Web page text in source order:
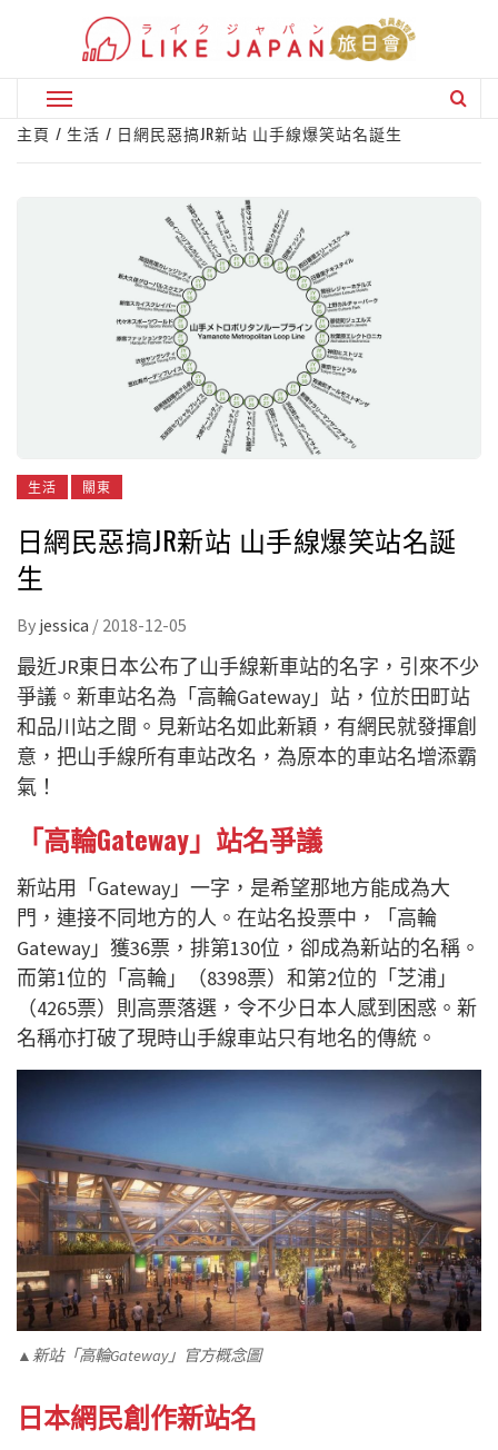
Primary
Menu
主頁 生活 日網民惡搞JR新站 山手線爆笑站名誕生
生活 關東
日網民惡搞JR新站 山手線爆笑站名誕
生
By jessica / 2018-12-05
最近JR東日本公布了山手線新車站的名字，引來不少
爭議。新車站名為「高輪Gateway 」站，位於田町站
和品川站之間。見新站名如此新穎，有網民就發揮創
意，把山手線所有車站改名，為原本的車站名增添霸
氣！
「高輪Gateway」站名爭議
新站用「Gateway 」一字，是希望那地方能成為大
門，連接不同地方的人。在站名投票中，「高輪
Gateway 」獲36票，排第130位，卻成為新站的名稱。
而第1位的「高輪」（8398票）和第2位的「芝浦」
（4265票）則高票落選，令不少日本人感到困惑。新
名稱亦打破了現時山手線車站只有地名的傳統。
▲新站「高輪Gateway」官方概念圖
日本網民創作新站名